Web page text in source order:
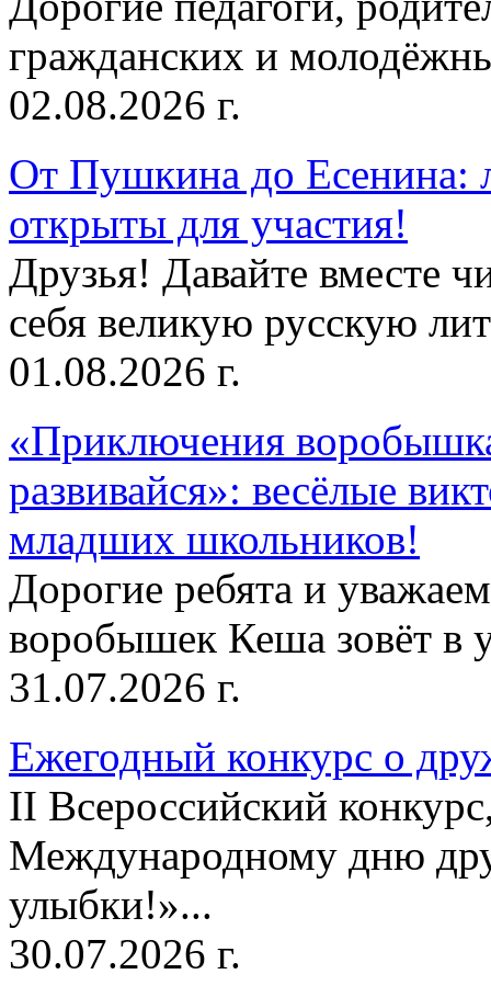
гражданских и
02.08.2026 г.
От Пушкина до Есенина:
открыты для участия!
Друзья! Давайте вместе
себя великую русскую
01.08.2026 г.
«Приключения
развивайся»: весёлые
младших школьников!
Дорогие ребята и
воробышек Кеша зовёт в
31.07.2026 г.
Ежегодный конкурс о
II Всероссийский
Международному дню
улыбки!»...
30.07.2026 г.